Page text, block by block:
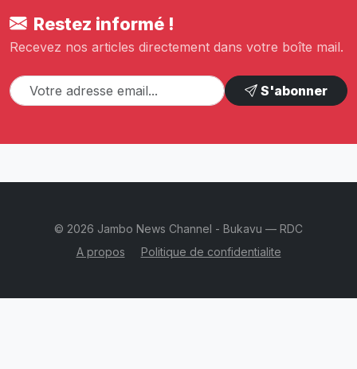
Restez informé !
Recevez nos articles directement dans votre boîte mail.
S'abonner
© 2026 Jambo News Channel - Bukavu — RDC
A propos
Politique de confidentialite